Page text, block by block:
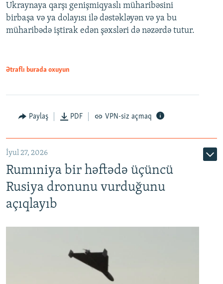
Ukraynaya qarşı genişmiqyaslı müharibəsini
birbaşa və ya dolayısı ilə dəstəkləyən və ya bu
müharibədə iştirak edən şəxsləri də nəzərdə tutur.
Ətraflı burada oxuyun
Paylaş PDF VPN-siz açmaq
İyul 27, 2026
Rumıniya bir həftədə üçüncü
Rusiya dronunu vurduğunu
açıqlayıb